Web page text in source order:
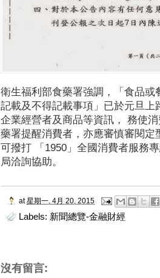
衛生福利部食藥署強調，「食品
記載及不得記載事項」已於元旦
企業經營者及商品等資訊， 務使
藥署提醒消費者，亦應審慎審閱
可撥打 「1950」全國消費者服務
局洽詢協助。
at 星期一, 4月 20, 2015
Labels: 新聞總覽-金融財經
沒有留言: